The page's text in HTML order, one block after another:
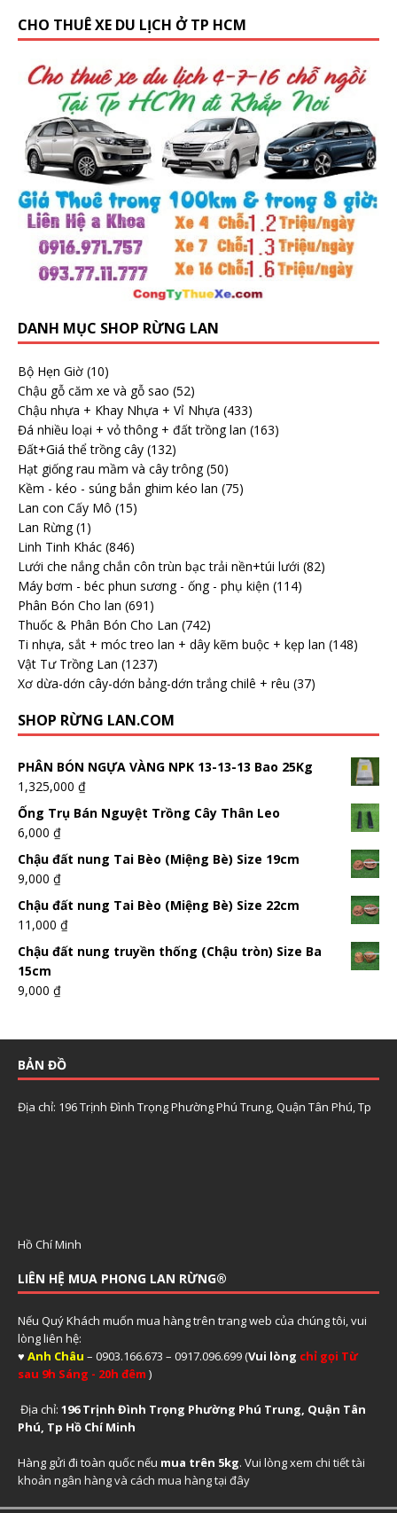
CHO THUÊ XE DU LỊCH Ở TP HCM
DANH MỤC SHOP RỪNG LAN
Bộ Hẹn Giờ (10)
Chậu gỗ căm xe và gỗ sao (52)
Chậu nhựa + Khay Nhựa + Vỉ Nhựa (433)
Đá nhiều loại + vỏ thông + đất trồng lan (163)
Đất+Giá thể trồng cây (132)
Hạt giống rau mầm và cây trông (50)
Kềm - kéo - súng bắn ghim kéo lan (75)
Lan con Cấy Mô (15)
Lan Rừng (1)
Linh Tinh Khác (846)
Lưới che nắng chắn côn trùn bạc trải nền+túi lưới (82)
Máy bơm - béc phun sương - ống - phụ kiện (114)
Phân Bón Cho lan (691)
Thuốc & Phân Bón Cho Lan (742)
Ti nhựa, sắt + móc treo lan + dây kẽm buộc + kẹp lan (148)
Vật Tư Trồng Lan (1237)
Xơ dừa-dớn cây-dớn bảng-dớn trắng chilê + rêu (37)
SHOP RỪNG LAN.COM
PHÂN BÓN NGỰA VÀNG NPK 13-13-13 Bao 25Kg
1,325,000 ₫
Ống Trụ Bán Nguyệt Trồng Cây Thân Leo
6,000 ₫
Chậu đất nung Tai Bèo (Miệng Bè) Size 19cm
9,000 ₫
Chậu đất nung Tai Bèo (Miệng Bè) Size 22cm
11,000 ₫
Chậu đất nung truyền thống (Chậu tròn) Size Ba
15cm
9,000 ₫
BẢN ĐỒ
Địa chỉ: 196 Trịnh Đình Trọng Phường Phú Trung, Quận Tân Phú, Tp
Hồ Chí Minh
LIÊN HỆ MUA PHONG LAN RỪNG®
Nếu Quý Khách muốn mua hàng trên trang web của chúng tôi, vui
lòng liên hệ:
♥ Anh Châu – 0903.166.673 – 0917.096.699 (Vui lòng chỉ gọi Từ
sau 9h Sáng - 20h đêm )
Địa chỉ: 196 Trịnh Đình Trọng Phường Phú Trung, Quận Tân
Phú, Tp Hồ Chí Minh
Hàng gửi đi toàn quốc nếu mua trên 5kg. Vui lòng xem chi tiết tài
khoản ngân hàng và cách mua hàng tại đây